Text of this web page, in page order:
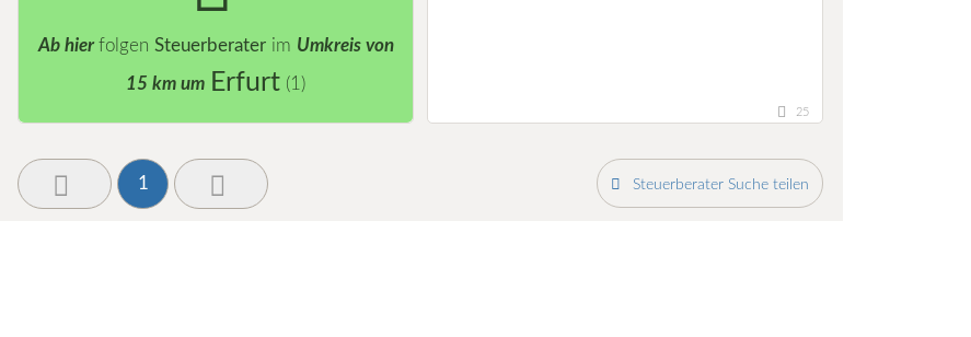
Ab hierfolgen Steuerberaterim Umkreis von
15 km um Erfurt (1)
25
1 Steuerberater Suche teilen